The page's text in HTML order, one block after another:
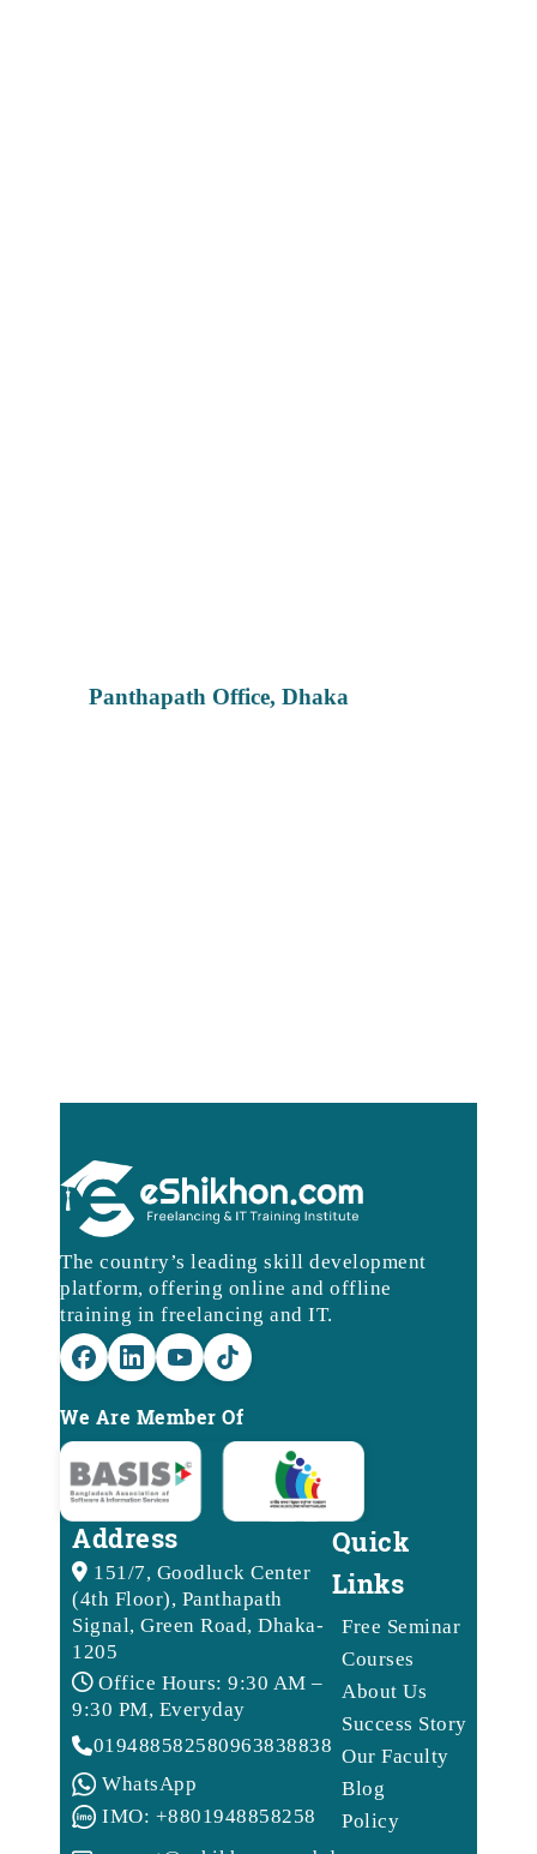
Panthapath Office, Dhaka
The country’s leading skill development
platform, offering online and offline
training in freelancing and IT.
We Are Member Of
Address
151/7, Goodluck Center
(4th Floor), Panthapath
Signal, Green Road, Dhaka-
1205
Office Hours: 9:30 AM –
9:30 PM, Everyday
0194885825809638388388
WhatsApp
IMO: +8801948858258
Quick
Links
Free Seminar
Courses
About Us
Success Story
Our Faculty
Blog
Policy